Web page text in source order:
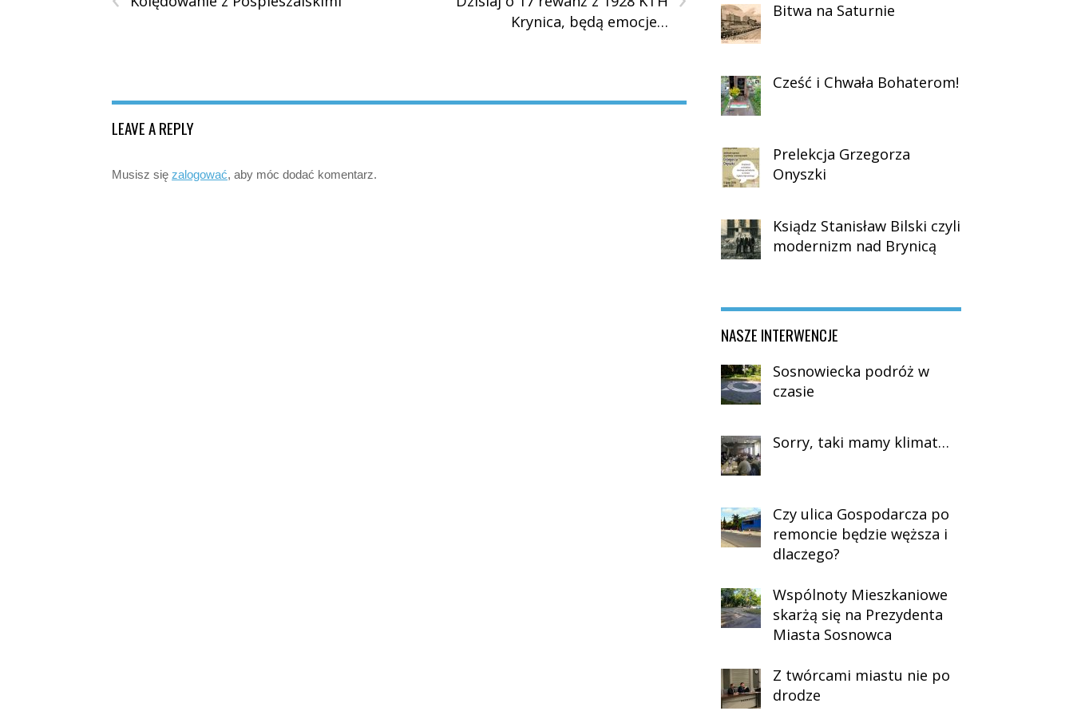
Krynica, będą emocje…
LEAVE A REPLY
Musisz się zalogować, aby móc dodać komentarz.
Bitwa na Saturnie
Cześć i Chwała Bohaterom!
Prelekcja Grzegorza
Onyszki
Ksiądz Stanisław Bilski czyli
modernizm nad Brynicą
NASZE INTERWENCJE
Sosnowiecka podróż w
czasie
Sorry, taki mamy klimat…
Czy ulica Gospodarcza po
remoncie będzie węższa i
dlaczego?
Wspólnoty Mieszkaniowe
skarżą się na Prezydenta
Miasta Sosnowca
Z twórcami miastu nie po
drodze